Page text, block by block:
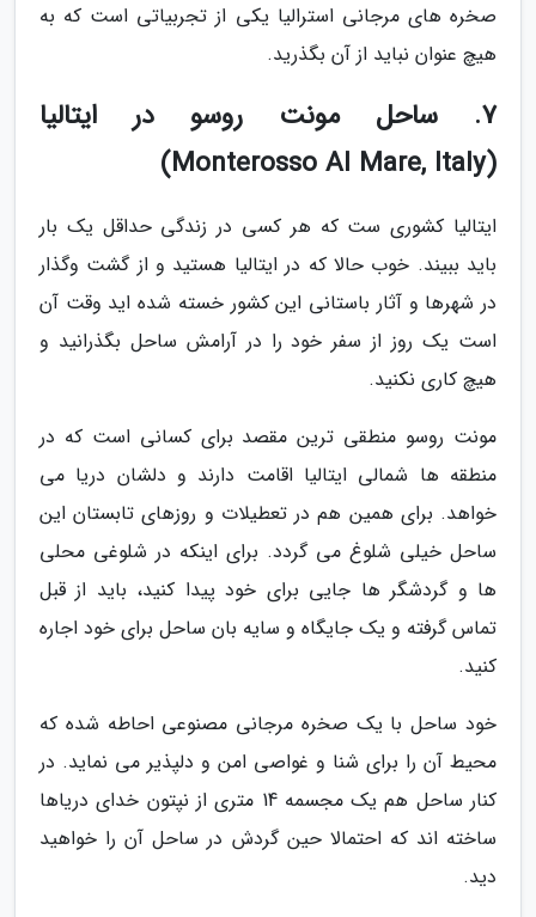
صخره های مرجانی استرالیا یکی از تجربیاتی است که به
هیچ عنوان نباید از آن بگذرید.
7. ساحل مونت روسو در ایتالیا
(Monterosso Al Mare, Italy)
ایتالیا کشوری ست که هر کسی در زندگی حداقل یک بار
باید ببیند. خوب حالا که در ایتالیا هستید و از گشت وگذار
در شهرها و آثار باستانی این کشور خسته شده اید وقت آن
است یک روز از سفر خود را در آرامش ساحل بگذرانید و
هیچ کاری نکنید.
مونت روسو منطقی ترین مقصد برای کسانی است که در
منطقه ها شمالی ایتالیا اقامت دارند و دلشان دریا می
خواهد. برای همین هم در تعطیلات و روزهای تابستان این
ساحل خیلی شلوغ می گردد. برای اینکه در شلوغی محلی
ها و گردشگر ها جایی برای خود پیدا کنید، باید از قبل
تماس گرفته و یک جایگاه و سایه بان ساحل برای خود اجاره
کنید.
خود ساحل با یک صخره مرجانی مصنوعی احاطه شده که
محیط آن را برای شنا و غواصی امن و دلپذیر می نماید. در
کنار ساحل هم یک مجسمه 14 متری از نپتون خدای دریاها
ساخته اند که احتمالا حین گردش در ساحل آن را خواهید
دید.